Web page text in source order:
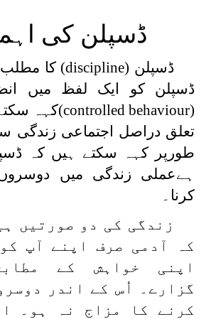
ڈسپلن کی
ڈسپلن (discipline) کا
ڈسپلن کو ایک لفظ میں
(
controlled behaviour)کہہ
تعلق دراصل اجتماعی زندگی
طورپر کہہ سکتے ہیں کہ
ہےعملی زندگی میں
کرنا۔
زندگی کی دو صورتیں
کہ آدمی صرف اپنے آپ
اپنی خواہش کے
گزارے۔ اُس کے اندر
کرنے کا مزاج نہ ہو۔